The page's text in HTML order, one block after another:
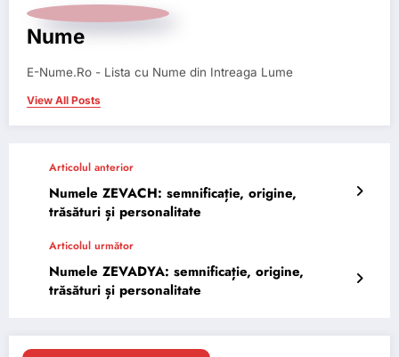
Nume
E-Nume.Ro - Lista cu Nume din Intreaga Lume
View All Posts
Articolul anterior
Numele ZEVACH: semnificație, origine,
trăsături și personalitate
Articolul următor
Numele ZEVADYA: semnificație, origine,
trăsături și personalitate